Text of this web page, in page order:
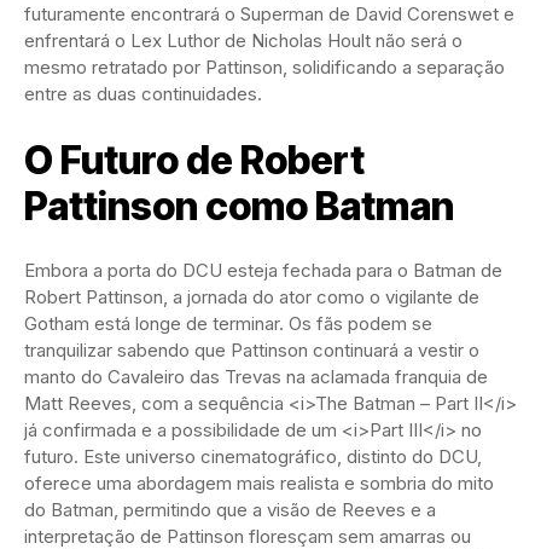
futuramente encontrará o Superman de David Corenswet e
enfrentará o Lex Luthor de Nicholas Hoult não será o
mesmo retratado por Pattinson, solidificando a separação
entre as duas continuidades.
O Futuro de Robert
Pattinson como Batman
Embora a porta do DCU esteja fechada para o Batman de
Robert Pattinson, a jornada do ator como o vigilante de
Gotham está longe de terminar. Os fãs podem se
tranquilizar sabendo que Pattinson continuará a vestir o
manto do Cavaleiro das Trevas na aclamada franquia de
Matt Reeves, com a sequência <i>The Batman – Part II</i>
já confirmada e a possibilidade de um <i>Part III</i> no
futuro. Este universo cinematográfico, distinto do DCU,
oferece uma abordagem mais realista e sombria do mito
do Batman, permitindo que a visão de Reeves e a
interpretação de Pattinson floresçam sem amarras ou